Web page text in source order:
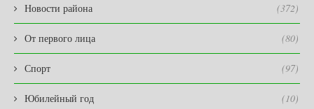
Новости района (372)
От первого лица (80)
Спорт (97)
Юбилейный год (10)